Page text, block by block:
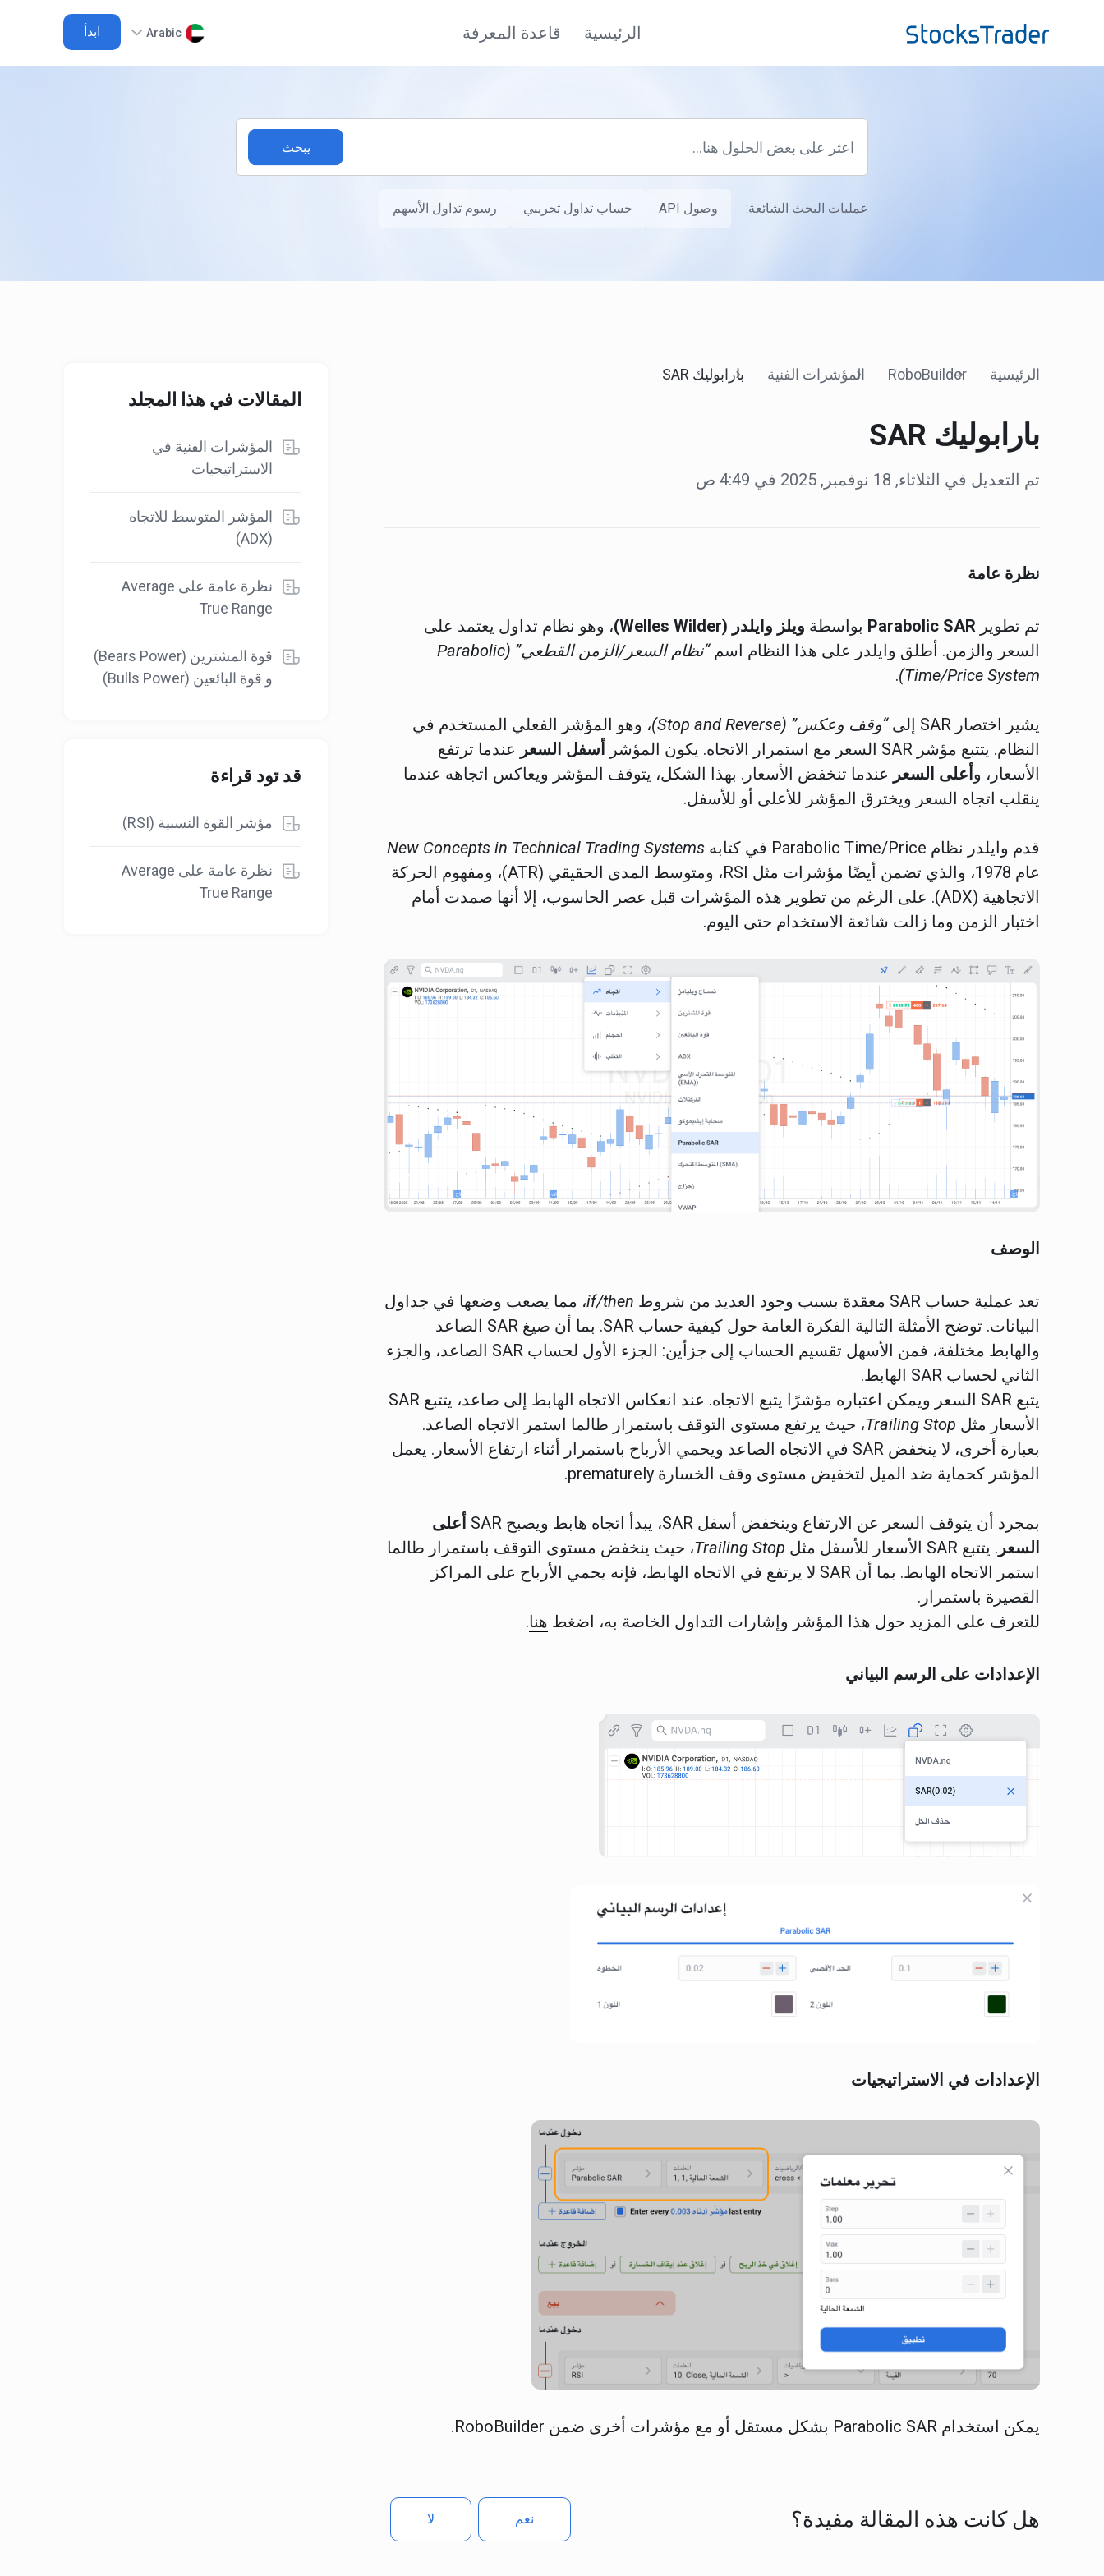
الرئيسية قاعدة المعرفة Arabic ابدأ
عمليات البحث الشائعة: وصول API حساب تداول تجريبي رسوم تداول الأسهم
الرئيسية RoboBuilder المؤشرات الفنية بارابوليك SAR
بارابوليك SAR
تم التعديل في الثلاثاء, 18 نوفمبر, 2025 في 4:49 ص
نظرة عامة
تم تطوير Parabolic SAR بواسطة ويلز وايلدر (Welles Wilder)
، وهو نظام تداول يعتمد على
السعر والزمن. أطلق وايلدر على هذا النظام اسم
“نظام السعر/الزمن القطعي” (Parabolic
Time/Price System)
.
يشير اختصار SAR إلى “وقف وعكس” (Stop and Reverse)
، وهو المؤشر الفعلي المستخدم في
النظام. يتتبع مؤشر SAR السعر مع استمرار الاتجاه. يكون المؤشر
أسفل السعر عندما ترتفع
الأسعار، و أعلى السعر عندما تنخفض الأسعار. بهذا الشكل، يتوقف المؤشر ويعاكس اتجاهه عندما
ينقلب اتجاه السعر ويخترق المؤشر للأعلى أو للأسفل.
قدم وايلدر نظام Parabolic Time/Price في كتابه
New Concepts in Technical Trading Systems
عام 1978، والذي تضمن أيضًا مؤشرات مثل RSI، ومتوسط المدى الحقيقي (ATR)، ومفهوم الحركة
الاتجاهية (ADX). على الرغم من تطوير هذه المؤشرات قبل عصر الحاسوب، إلا أنها صمدت أمام
اختبار الزمن وما زالت شائعة الاستخدام حتى اليوم.
الوصف
تعد عملية حساب SAR معقدة بسبب وجود العديد من شروط if/then، مما يصعب وضعها في جداول
البيانات. توضح الأمثلة التالية الفكرة العامة حول كيفية حساب SAR. بما أن صيغ SAR الصاعد
والهابط مختلفة، فمن الأسهل تقسيم الحساب إلى جزأين: الجزء الأول لحساب SAR الصاعد، والجزء
الثاني لحساب SAR الهابط.
يتبع SAR السعر ويمكن اعتباره مؤشرًا يتبع الاتجاه. عند انعكاس الاتجاه الهابط إلى صاعد، يتتبع SAR
الأسعار مثل Trailing Stop، حيث يرتفع مستوى التوقف باستمرار طالما استمر الاتجاه الصاعد.
بعبارة أخرى، لا ينخفض SAR في الاتجاه الصاعد ويحمي الأرباح باستمرار أثناء ارتفاع الأسعار. يعمل
المؤشر كحماية ضد الميل لتخفيض مستوى وقف الخسارة prematurely.
بمجرد أن يتوقف السعر عن الارتفاع وينخفض أسفل SAR، يبدأ اتجاه هابط ويصبح SAR
أعلى
السعر . يتتبع SAR الأسعار للأسفل مثل Trailing Stop، حيث ينخفض مستوى التوقف باستمرار طالما
استمر الاتجاه الهابط. بما أن SAR لا يرتفع في الاتجاه الهابط، فإنه يحمي الأرباح على المراكز
القصيرة باستمرار.
للتعرف على المزيد حول هذا المؤشر وإشارات التداول الخاصة به، اضغط هنا.
الإعدادات على الرسم البياني
الإعدادات في الاستراتيجيات
يمكن استخدام Parabolic SAR بشكل مستقل أو مع مؤشرات أخرى ضمن RoboBuilder.
هل كانت هذه المقالة مفيدة؟ لا نعم
المقالات في هذا المجلد
المؤشرات الفنية في
الاستراتيجيات
المؤشر المتوسط للاتجاه
(ADX)
نظرة عامة على Average
True Range
قوة المشترين (Bears Power)
و قوة البائعين (Bulls Power)
قد تود قراءة
مؤشر القوة النسبية (RSI)
نظرة عامة على Average
True Range